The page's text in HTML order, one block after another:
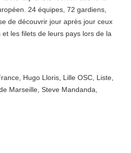
24 équipes, 72 gardiens,
de découvrir jour après jour ceux
les filets de leurs pays lors de la
Hugo Lloris Lille OSC Liste
Marseille Steve Mandanda